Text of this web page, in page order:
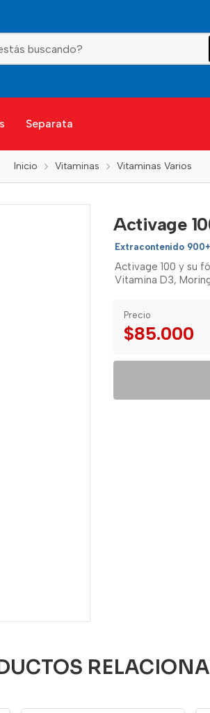
Separata
Inicio Vitaminas Vitaminas Varios
Activage
Extracontenido
Activage 100 y su
Vitamina D3,
Precio
$85.000